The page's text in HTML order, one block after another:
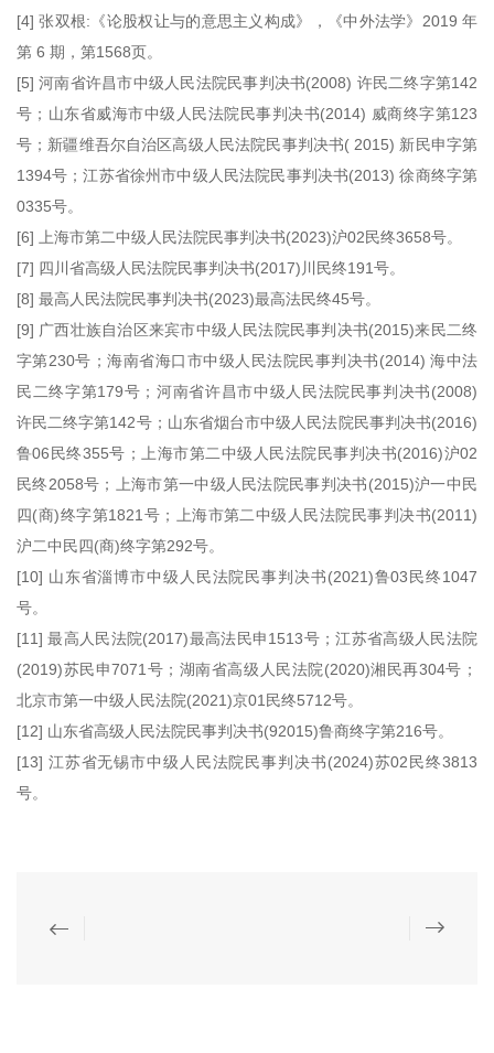
[4] 张双根:《论股权让与的意思主义构成》，《中外法学》2019 年
第 6 期，第1568页。
[5] 河南省许昌市中级人民法院民事判决书(2008) 许民二终字第142
号；山东省威海市中级人民法院民事判决书(2014) 威商终字第123
号；新疆维吾尔自治区高级人民法院民事判决书( 2015) 新民申字第
1394号；江苏省徐州市中级人民法院民事判决书(2013) 徐商终字第
0335号。
[6] 上海市第二中级人民法院民事判决书(2023)沪02民终3658号。
[7] 四川省高级人民法院民事判决书(2017)川民终191号。
[8] 最高人民法院民事判决书(2023)最高法民终45号。
[9] 广西壮族自治区来宾市中级人民法院民事判决书(2015)来民二终
字第230号；海南省海口市中级人民法院民事判决书(2014) 海中法
民二终字第179号；河南省许昌市中级人民法院民事判决书(2008)
许民二终字第142号；山东省烟台市中级人民法院民事判决书(2016)
鲁06民终355号；上海市第二中级人民法院民事判决书(2016)沪02
民终2058号；上海市第一中级人民法院民事判决书(2015)沪一中民
四(商)终字第1821号；上海市第二中级人民法院民事判决书(2011)
沪二中民四(商)终字第292号。
[10] 山东省淄博市中级人民法院民事判决书(2021)鲁03民终1047
号。
[11] 最高人民法院(2017)最高法民申1513号；江苏省高级人民法院
(2019)苏民申7071号；湖南省高级人民法院(2020)湘民再304号；
北京市第一中级人民法院(2021)京01民终5712号。
[12] 山东省高级人民法院民事判决书(92015)鲁商终字第216号。
[13] 江苏省无锡市中级人民法院民事判决书(2024)苏02民终3813
号。